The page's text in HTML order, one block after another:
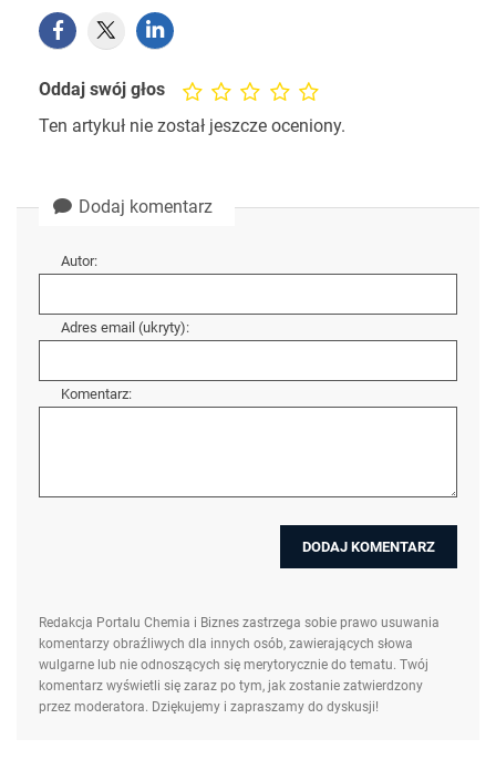
Oddaj swój głos
Ten artykuł nie został jeszcze oceniony.
Dodaj komentarz
Autor:
Adres email (ukryty):
Komentarz:
Redakcja Portalu Chemia i Biznes zastrzega sobie prawo usuwania
komentarzy obraźliwych dla innych osób, zawierających słowa
wulgarne lub nie odnoszących się merytorycznie do tematu. Twój
komentarz wyświetli się zaraz po tym, jak zostanie zatwierdzony
przez moderatora. Dziękujemy i zapraszamy do dyskusji!